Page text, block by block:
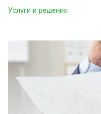
Услуги и решения